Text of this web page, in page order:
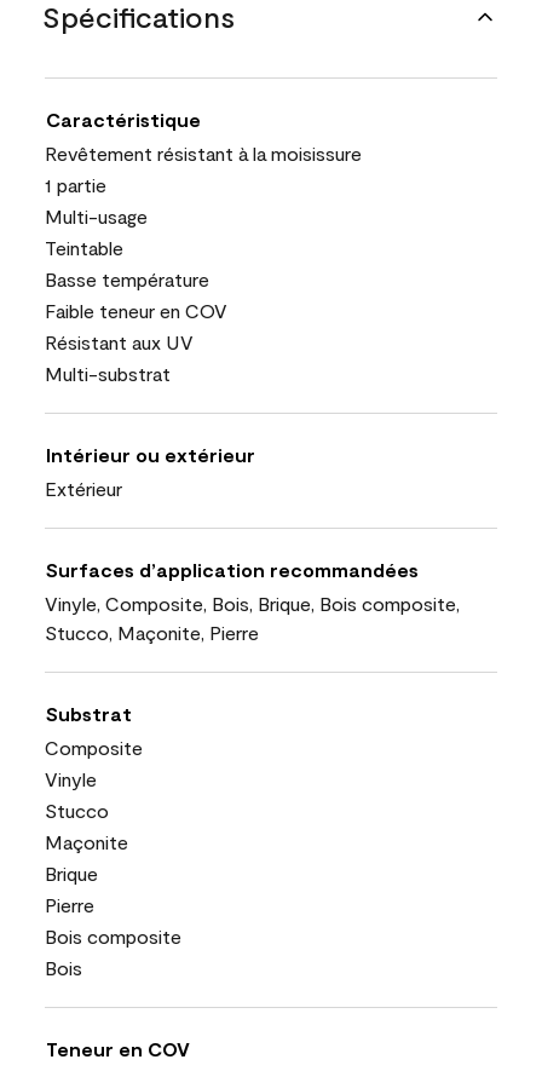
Spécifications
Caractéristique
Revêtement résistant à la moisissure
1 partie
Multi-usage
Teintable
Basse température
Faible teneur en COV
Résistant aux UV
Multi-substrat
Intérieur ou extérieur
Extérieur
Surfaces d’application recommandées
Vinyle, Composite, Bois, Brique, Bois composite,
Stucco, Maçonite, Pierre
Substrat
Composite
Vinyle
Stucco
Maçonite
Brique
Pierre
Bois composite
Bois
Teneur en COV